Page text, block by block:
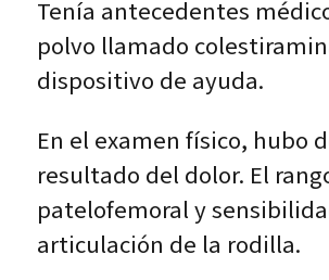
Tenía antecedentes
polvo llamado
dispositivo de ayuda.
En el examen físico, hubo
resultado del dolor. El
patelofemoral y
articulación de la rodilla.